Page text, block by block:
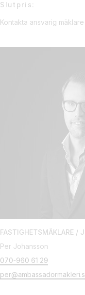
Slutpris:
Kontakta ansvarig
FASTIGHETSMÄKLARE /
Per Johansson
070-960 61 29